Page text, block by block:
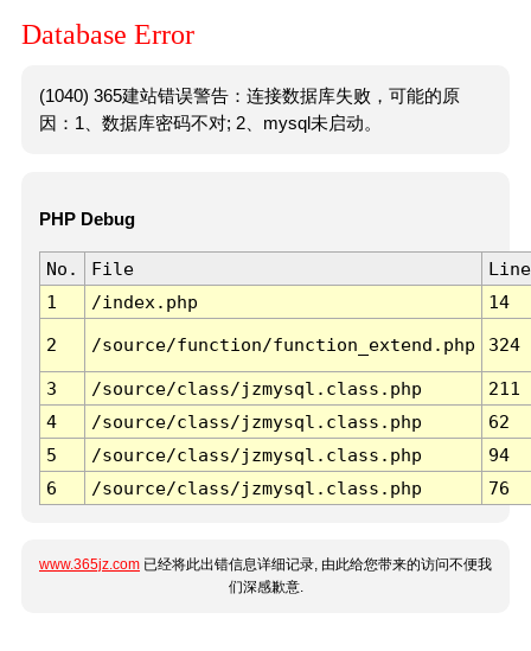
Database Error
(1040) 365建站错误警告：连接数据库失败，可能的原
因：1、数据库密码不对; 2、mysql未启动。
PHP Debug
No. File
Line
1
/index.php 14
2 /source/function/function_extend.php 324
3 /source/class/jzmysql.class.php
211
4
/source/class/jzmysql.class.php
62
5
/source/class/jzmysql.class.php
94
6
/source/class/jzmysql.class.php 76
www.365jz.com 已经将此出错信息详细记录, 由此给您带来的访问不便我
们深感歉意.